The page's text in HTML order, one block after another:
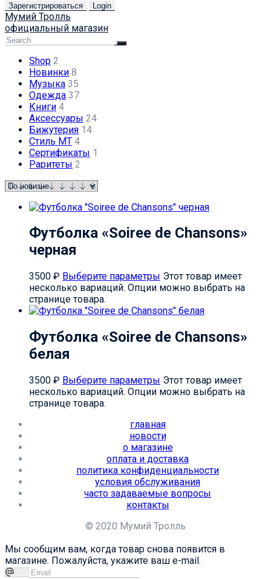
Зарегистрироваться Login
Мумий Тролль
официальный магазин
Shop 2
Новинки 8
Музыка 35
Одежда 37
Книги 4
Аксессуары 24
Бижутерия 14
Стиль МТ 4
Сертификаты 1
Раритеты 2
Футболка «Soiree de Chansons»
черная
3500 ₽ Выберите параметры Этот товар имеет
несколько вариаций. Опции можно выбрать на
странице товара.
Футболка «Soiree de Chansons»
белая
3500 ₽ Выберите параметры Этот товар имеет
несколько вариаций. Опции можно выбрать на
странице товара.
главная
новости
о магазине
оплата и доставка
политика конфиденциальности
условия обслуживания
часто задаваемые вопросы
контакты
© 2020 Мумий Тролль
Мы сообщим вам, когда товар снова появится в
магазине. Пожалуйста, укажите ваш e-mail.